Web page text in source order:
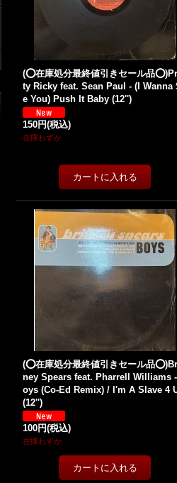
(⭕️在庫処分最終値引きセール品
ty Ricky feat. Sean Paul - (I Wanna
e You) Push It Baby (12'')
150円(税込)
在庫わずか
(⭕️在庫処分最終値引きセール品
ney Spears feat. Pharrell Williams
oys (Co-Ed Remix) / I'm A Slave 4
(12'')
100円(税込)
在庫わずか